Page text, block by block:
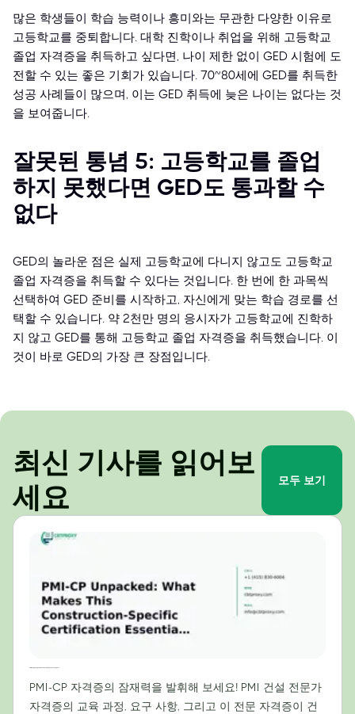
많은 학생들이 학습 능력이나 흥미와는 무관한 다양한 이유로
고등학교를 중퇴합니다. 대학 진학이나 취업을 위해 고등학교
졸업 자격증을 취득하고 싶다면, 나이 제한 없이 GED 시험에 도
전할 수 있는 좋은 기회가 있습니다. 70~80세에 GED를 취득한
성공 사례들이 많으며, 이는 GED 취득에 늦은 나이는 없다는 것
을 보여줍니다.
잘못된 통념 5: 고등학교를 졸업
하지 못했다면 GED도 통과할 수
없다
GED의 놀라운 점은 실제 고등학교에 다니지 않고도 고등학교
졸업 자격증을 취득할 수 있다는 것입니다. 한 번에 한 과목씩
선택하여 GED 준비를 시작하고, 자신에게 맞는 학습 경로를 선
택할 수 있습니다. 약 2천만 명의 응시자가 고등학교에 진학하
지 않고 GED를 통해 고등학교 졸업 자격증을 취득했습니다. 이
것이 바로 GED의 가장 큰 장점입니다.
최신 기사를 읽어보
세요
모두 보기
PMI-CP 자격증의 잠재력을 발휘해 보세요! PMI 건설 전문가
자격증의 교육 과정, 요구 사항, 그리고 이 전문 자격증이 건